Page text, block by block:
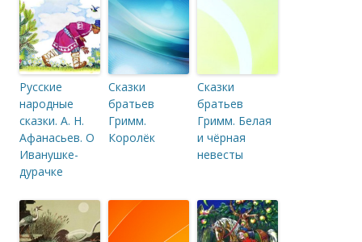
Русские
народные
сказки. А. Н.
Афанасьев. О
Иванушке-
дурачке
Сказки
братьев
Гримм.
Королёк
Сказки
братьев
Гримм. Белая
и чёрная
невесты